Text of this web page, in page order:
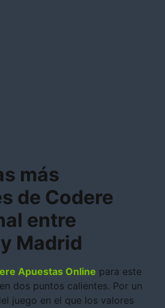
más
de Codere
entre
Madrid
Apuestas Online para este
dos puntos calientes. Por un
juego en el que los valores